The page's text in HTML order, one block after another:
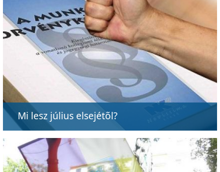
Mi lesz július elsejétõl?